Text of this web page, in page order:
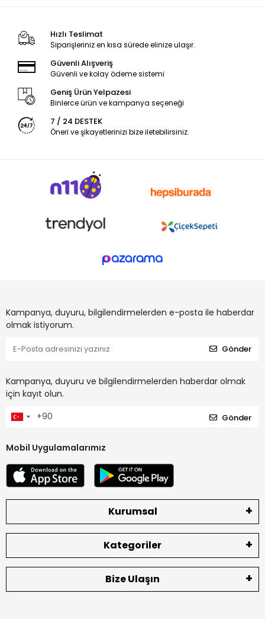
Hızlı Teslimat
Siparişleriniz en kısa sürede elinize ulaşır.
Güvenli Alışveriş
Güvenli ve kolay ödeme sistemi
Geniş Ürün Yelpazesi
Binlerce ürün ve kampanya seçeneği
7 / 24 DESTEK
Öneri ve şikayetlerinizi bize iletebilirsiniz.
Kampanya, duyuru, bilgilendirmelerden e-posta ile haberdar
olmak istiyorum.
Gönder
Kampanya, duyuru ve bilgilendirmelerden haberdar olmak
için kayıt olun.
Gönder
Mobil Uygulamalarımız
Kurumsal
Kategoriler
Bize Ulaşın